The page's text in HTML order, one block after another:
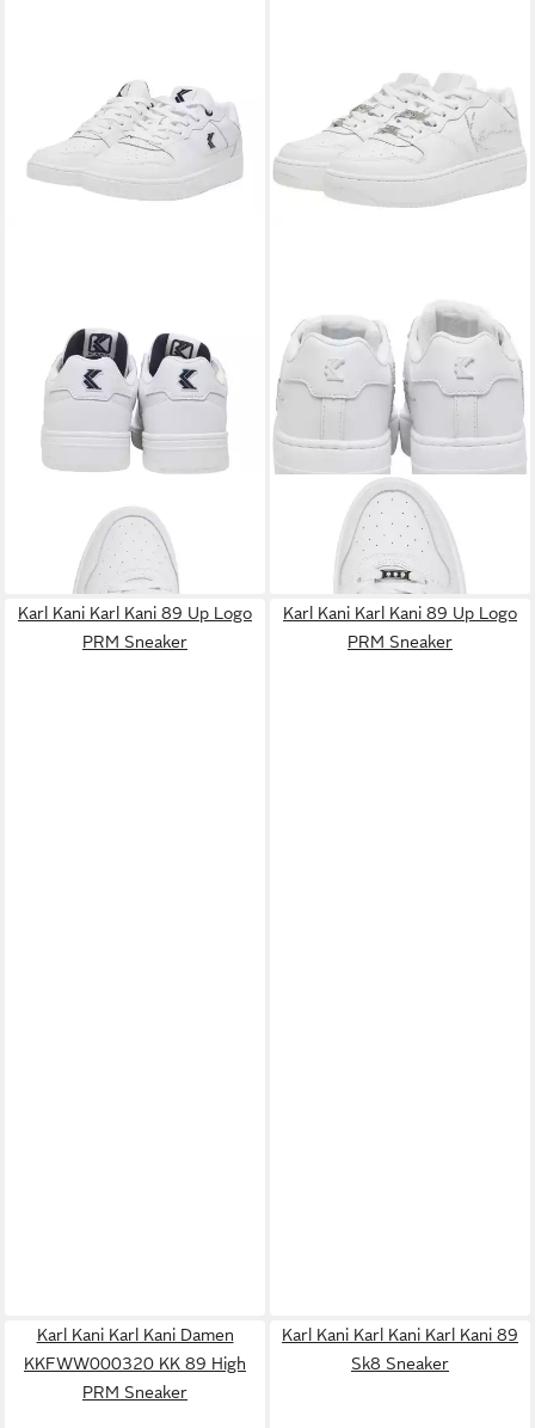
Karl Kani 89 2K
99,95 €
KARL KANI Karl Kani 89 Up
Logo PRM Sneaker
99,95 €
Karl Kani Karl Kani 89 Up Logo
PRM Sneaker
Karl Kani Karl Kani 89 Up Logo
PRM Sneaker
Karl Kani Karl Kani Damen
KKFWW000320 KK 89 High
PRM Sneaker
Karl Kani Karl Kani Karl Kani 89
Sk8 Sneaker